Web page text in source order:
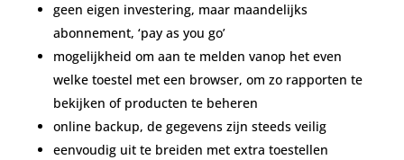
geen eigen investering, maar maandelijks
abonnement, ‘pay as you go’
mogelijkheid om aan te melden vanop het even
welke toestel met een browser, om zo rapporten te
bekijken of producten te beheren
online backup, de gegevens zijn steeds veilig
eenvoudig uit te breiden met extra toestellen